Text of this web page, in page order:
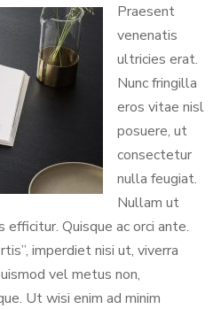
Praesent
venenatis
ultricies erat.
Nunc fringilla
eros vitae nisl
posuere, ut
consectetur
nulla feugiat.
Nullam ut
Quisque ac orci ante.
imperdiet nisi ut, viverra
vel metus non,
Ut wisi enim ad minim